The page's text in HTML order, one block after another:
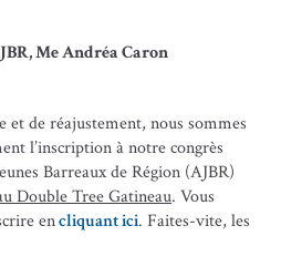
Me Andréa Caron
et de réajustement, nous sommes
l’inscription à notre congrès
Barreaux de Région (AJBR)
Double Tree Gatineau. Vous
encliquant ici. Faites-vite, les